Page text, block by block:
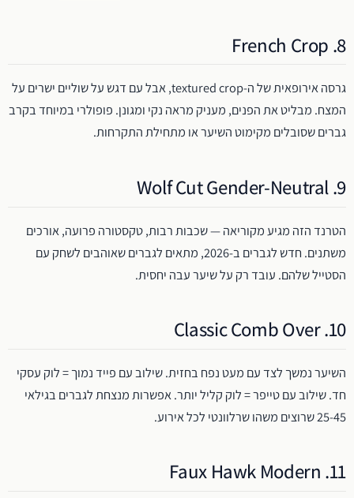
8. French Crop
גרסה אירופאית של ה-textured crop, אבל עם דגש על שוליים ישרים על
המצח. מבליט את הפנים, מעניק מראה נקי ומגונן. פופולרי במיוחד בקרב
גברים שסובלים מקימוט השיער או מתחילת התקרחות.
9. Wolf Cut Gender-Neutral
הטרנד הזה מגיע מקוריאה — שכבות רבות, טקסטורה פרועה, אורכים
משתנים. חדש לגברים ב-2026, מתאים לגברים שאוהבים לשחק עם
הסטייל שלהם. עובד רק על שיער עבה יחסית.
10. Classic Comb Over
השיער נמשך לצד עם מעט נפח בחזית. שילוב עם פייד נמוך = לוק עסקי
חד. שילוב עם טייפר = לוק קליל יותר. אפשרות מנצחת לגברים בגילאי
25-45 שרוצים משהו שרלוונטי לכל אירוע.
11. Faux Hawk Modern